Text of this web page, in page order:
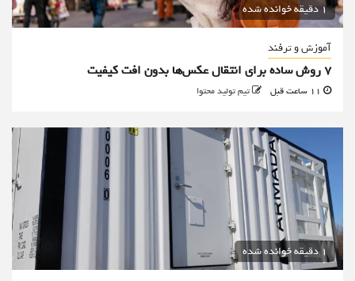
1 دقیقه خوانده شده
آموزش و ترفند
۷ روش ساده برای انتقال عکس‌ها بدون افت کیفیت
تیم تولید محتوا
1 دقیقه خوانده شده